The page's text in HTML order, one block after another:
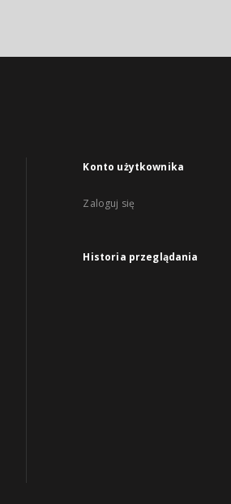
Konto użytkownika
Zaloguj się
Historia przeglądania